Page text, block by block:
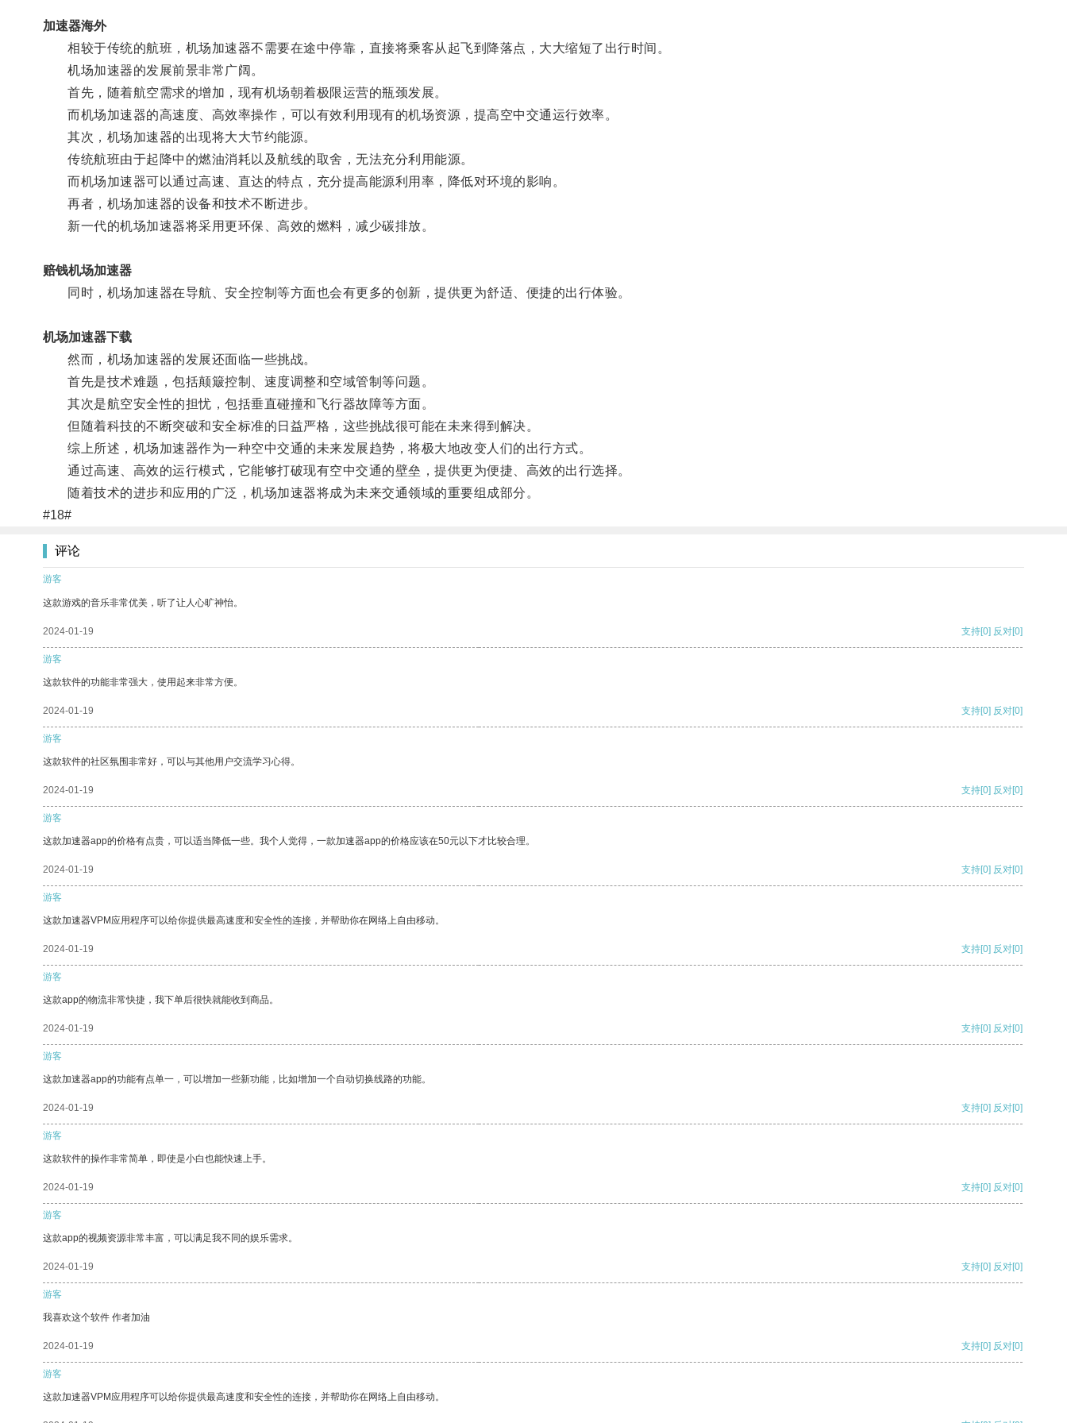
加速器海外
相较于传统的航班，机场加速器不需要在途中停靠，直接将乘客从起飞到降落点，大大缩短了出行时间。
机场加速器的发展前景非常广阔。
首先，随着航空需求的增加，现有机场朝着极限运营的瓶颈发展。
而机场加速器的高速度、高效率操作，可以有效利用现有的机场资源，提高空中交通运行效率。
其次，机场加速器的出现将大大节约能源。
传统航班由于起降中的燃油消耗以及航线的取舍，无法充分利用能源。
而机场加速器可以通过高速、直达的特点，充分提高能源利用率，降低对环境的影响。
再者，机场加速器的设备和技术不断进步。
新一代的机场加速器将采用更环保、高效的燃料，减少碳排放。
赔钱机场加速器
同时，机场加速器在导航、安全控制等方面也会有更多的创新，提供更为舒适、便捷的出行体验。
机场加速器下载
然而，机场加速器的发展还面临一些挑战。
首先是技术难题，包括颠簸控制、速度调整和空域管制等问题。
其次是航空安全性的担忧，包括垂直碰撞和飞行器故障等方面。
但随着科技的不断突破和安全标准的日益严格，这些挑战很可能在未来得到解决。
综上所述，机场加速器作为一种空中交通的未来发展趋势，将极大地改变人们的出行方式。
通过高速、高效的运行模式，它能够打破现有空中交通的壁垒，提供更为便捷、高效的出行选择。
随着技术的进步和应用的广泛，机场加速器将成为未来交通领域的重要组成部分。
#18#
评论
游客
这款游戏的音乐非常优美，听了让人心旷神怡。
2024-01-19 支持[0] 反对[0]
游客
这款软件的功能非常强大，使用起来非常方便。
2024-01-19 支持[0] 反对[0]
游客
这款软件的社区氛围非常好，可以与其他用户交流学习心得。
2024-01-19 支持[0] 反对[0]
游客
这款加速器app的价格有点贵，可以适当降低一些。我个人觉得，一款加速器app的价格应该在50元以下才比较合理。
2024-01-19 支持[0] 反对[0]
游客
这款加速器VPM应用程序可以给你提供最高速度和安全性的连接，并帮助你在网络上自由移动。
2024-01-19 支持[0] 反对[0]
游客
这款app的物流非常快捷，我下单后很快就能收到商品。
2024-01-19 支持[0] 反对[0]
游客
这款加速器app的功能有点单一，可以增加一些新功能，比如增加一个自动切换线路的功能。
2024-01-19 支持[0] 反对[0]
游客
这款软件的操作非常简单，即使是小白也能快速上手。
2024-01-19 支持[0] 反对[0]
游客
这款app的视频资源非常丰富，可以满足我不同的娱乐需求。
2024-01-19 支持[0] 反对[0]
游客
我喜欢这个软件 作者加油
2024-01-19 支持[0] 反对[0]
游客
这款加速器VPM应用程序可以给你提供最高速度和安全性的连接，并帮助你在网络上自由移动。